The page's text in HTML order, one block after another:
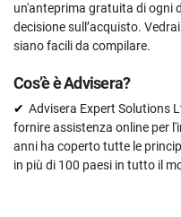
un'anteprima gratuita di ogni
decisione sull’acquisto.
siano facili da compilare.
Cos’è è Advisera?
Advisera Expert Solutions
fornire assistenza online per
anni ha coperto tutte le
in più di 100 paesi in tutto il